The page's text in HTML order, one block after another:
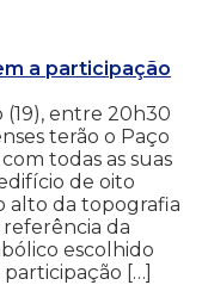
a participação
(19), entre 20h30
terão o Paço
todas as suas
de oito
alto da topografia
da
escolhido
[…]